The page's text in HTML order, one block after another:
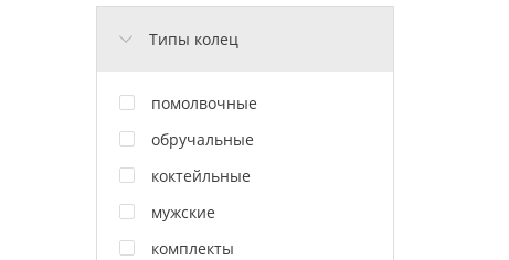
Типы колец
помолвочные
обручальные
коктейльные
мужские
комплекты